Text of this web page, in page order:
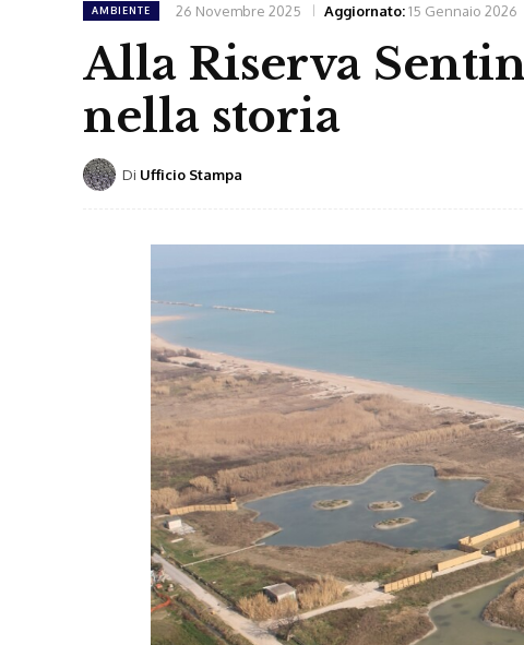
AMBIENTE 26 Novembre 2025 Aggiornato:15 Gennaio 2026
Alla Riserva
nella storia
Di Ufficio Stampa